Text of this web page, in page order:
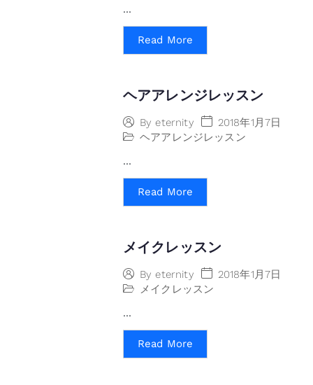
...
Read More
ヘアアレンジレッスン
By eternity
2018年1月7日
ヘアアレンジレッスン
...
Read More
メイクレッスン
By eternity
2018年1月7日
メイクレッスン
...
Read More